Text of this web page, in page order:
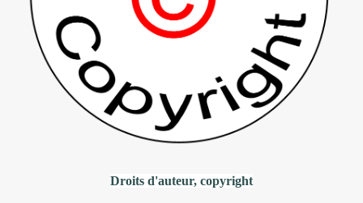
Droits d'auteur, copyright